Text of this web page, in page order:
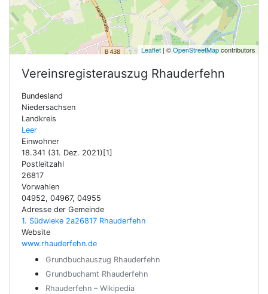
Leaflet | ©OpenStreetMapcontributors
Vereinsregisterauszug Rhauderfehn
Bundesland
Niedersachsen
Landkreis
Leer
Einwohner
18.341 (31. Dez. 2021)[1]
Postleitzahl
26817
Vorwahlen
04952, 04967, 04955
Adresse der Gemeinde
1. Südwieke 2a26817 Rhauderfehn
Website
www.rhauderfehn.de
Grundbuchauszug Rhauderfehn
Grundbuchamt Rhauderfehn
Rhauderfehn – Wikipedia